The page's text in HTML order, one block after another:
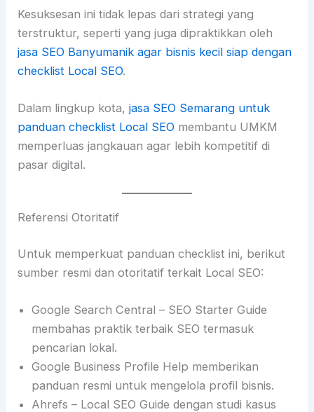
Kesuksesan ini tidak lepas dari strategi yang
terstruktur, seperti yang juga dipraktikkan oleh
jasa SEO Banyumanik agar bisnis kecil siap dengan
checklist Local SEO.
Dalam lingkup kota,jasa SEO Semarang untuk
panduan checklist Local SEO membantu UMKM
memperluas jangkauan agar lebih kompetitif di
pasar digital.
Referensi Otoritatif
Untuk memperkuat panduan checklist ini, berikut
sumber resmi dan otoritatif terkait Local SEO:
Google Search Central – SEO Starter Guide
membahas praktik terbaik SEO termasuk
pencarian lokal.
Google Business Profile Help memberikan
panduan resmi untuk mengelola profil bisnis.
Ahrefs – Local SEO Guide dengan studi kasus